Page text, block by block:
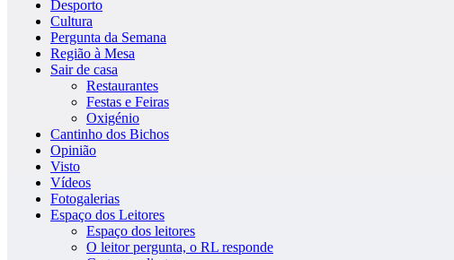
Desporto
Cultura
Pergunta da Semana
Região à Mesa
Sair de casa
Restaurantes
Festas e Feiras
Oxigénio
Cantinho dos Bichos
Opinião
Visto
Vídeos
Fotogalerias
Espaço dos Leitores
Espaço dos leitores
O leitor pergunta, o RL responde